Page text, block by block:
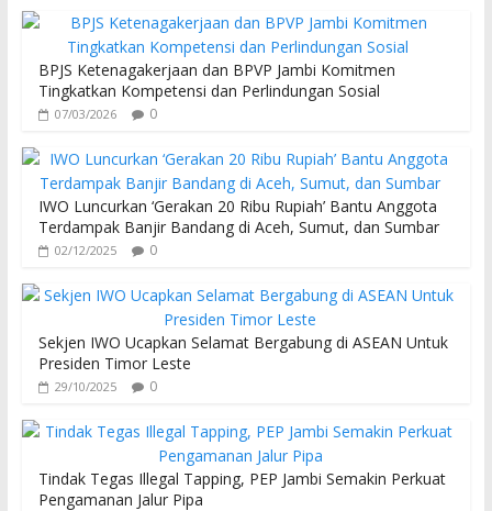
BPJS Ketenagakerjaan dan BPVP Jambi Komitmen
Tingkatkan Kompetensi dan Perlindungan Sosial
07/03/2026 0
IWO Luncurkan ‘Gerakan 20 Ribu Rupiah’ Bantu Anggota
Terdampak Banjir Bandang di Aceh, Sumut, dan Sumbar
02/12/2025 0
Sekjen IWO Ucapkan Selamat Bergabung di ASEAN Untuk
Presiden Timor Leste
29/10/2025 0
Tindak Tegas Illegal Tapping, PEP Jambi Semakin Perkuat
Pengamanan Jalur Pipa